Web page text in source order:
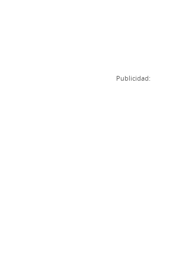
Publicidad: